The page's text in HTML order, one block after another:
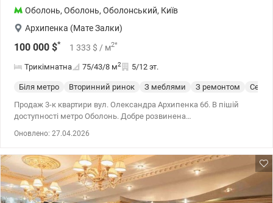
Оболонь, Оболонь, Оболонський, Київ
Архипенка (Мате Залки)
100 000 $* 1 333 $ / м2*
Трикімнатна 75/43/8 м2 5/12 эт.
Біля метро Вторинний ринок З меблями З ремонтом
Продаж 3-к квартири вул. Олександра Архипенка 6б. В пішій
доступності метро Оболонь. Добре розвинена
домовленності. 044 200 10 80 valion.ua/1143828
Оновлено: 27.04.2026